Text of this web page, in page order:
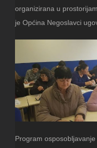
organizirana u
je Općina Negoslavci
Program